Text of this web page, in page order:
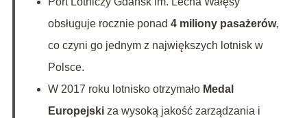
obsługuje rocznie ponad 4 miliony pasażerów,
co czyni go jednym z największych lotnisk w
Polsce.
W 2017 roku lotnisko otrzymało Medal
Europejskiza wysoką jakość zarządzania i